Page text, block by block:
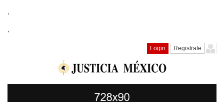
.
.
Login Registrate